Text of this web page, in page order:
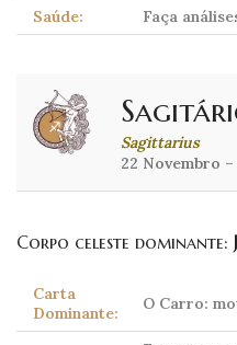
Saúde:
Faça
Sagittarius
22 Novembro
Corpo celeste dominante:
Carta
Dominante:
O Carro: